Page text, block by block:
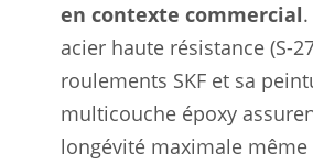
en contexte commercial
acier haute résistance (S-
roulements SKF et sa
multicouche époxy
longévité maximale même